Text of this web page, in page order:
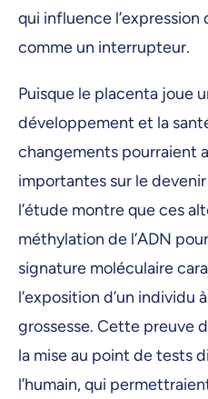
qui influence l’expression
comme un interrupteur.
Puisque le placenta joue
développement et la
changements pourraient
importantes sur le
l’étude montre que ces
méthylation de l’ADN
signature moléculaire
l’exposition d’un individu
grossesse. Cette preuve
la mise au point de tests
l’humain, qui